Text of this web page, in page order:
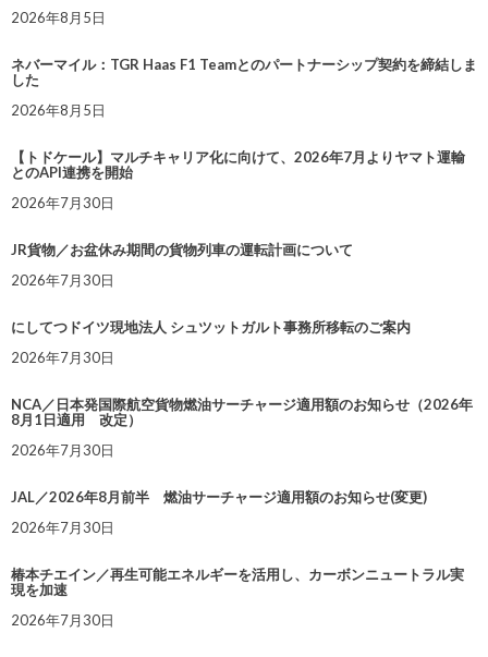
2026年8月5日
ネバーマイル：TGR Haas F1 Teamとのパートナーシップ契約を締結しま
した
2026年8月5日
【トドケール】マルチキャリア化に向けて、2026年7月よりヤマト運輸
とのAPI連携を開始
2026年7月30日
JR貨物／お盆休み期間の貨物列車の運転計画について
2026年7月30日
にしてつドイツ現地法人 シュツットガルト事務所移転のご案内
2026年7月30日
NCA／日本発国際航空貨物燃油サーチャージ適用額のお知らせ（2026年
8月1日適用 改定）
2026年7月30日
JAL／2026年8月前半 燃油サーチャージ適用額のお知らせ(変更)
2026年7月30日
椿本チエイン／再生可能エネルギーを活用し、カーボンニュートラル実
現を加速
2026年7月30日